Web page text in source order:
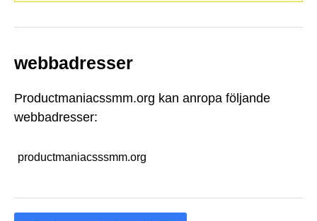
webbadresser
Productmaniacssmm.org kan anropa följande
webbadresser:
productmaniacsssmm.org